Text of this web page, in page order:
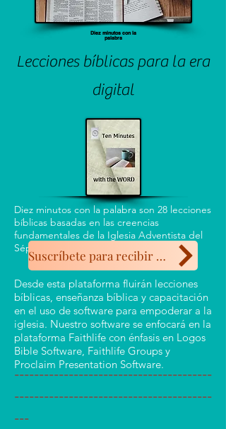
Diez minutos con la
palabra
Lecciones bíblicas para la era
digital
Diez minutos con la palabra son 28 lecciones
bíblicas basadas en las creencias
fundamentales de la Iglesia Adventista del
Séptimo Día.
Suscríbete para recibir actualizaciones
Desde esta plataforma fluirán lecciones
bíblicas, enseñanza bíblica y capacitación
en el uso de software para empoderar a la
iglesia. Nuestro software se enfocará en la
plataforma Faithlife con énfasis en Logos
Bible Software, Faithlife Groups y
Proclaim Presentation Software.
----------------------------------------
----------------------------------------
---